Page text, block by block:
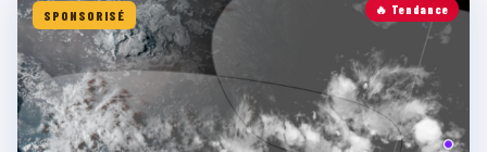
🔥 Tendance
SPONSORISÉ